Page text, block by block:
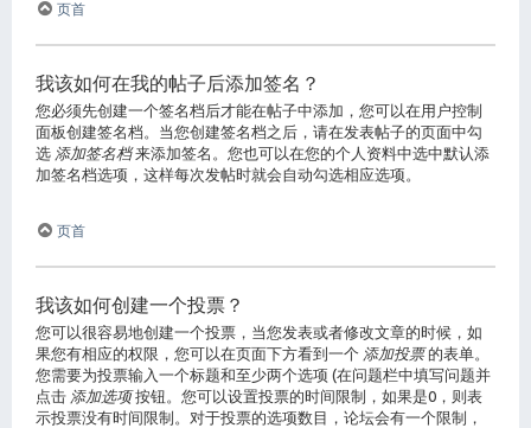
页首
我该如何在我的帖子后添加签名？
您必须先创建一个签名档后才能在帖子中添加，您可以在用户控制
面板创建签名档。当您创建签名档之后，请在发表帖子的页面中勾
选 添加签名档来添加签名。您也可以在您的个人资料中选中默认添
加签名档选项，这样每次发帖时就会自动勾选相应选项。
页首
我该如何创建一个投票？
您可以很容易地创建一个投票，当您发表或者修改文章的时候，如
果您有相应的权限，您可以在页面下方看到一个 添加投票的表单。
您需要为投票输入一个标题和至少两个选项 (在问题栏中填写问题并
点击 添加选项按钮。您可以设置投票的时间限制，如果是0，则表
示投票没有时间限制。对于投票的选项数目，论坛会有一个限制，